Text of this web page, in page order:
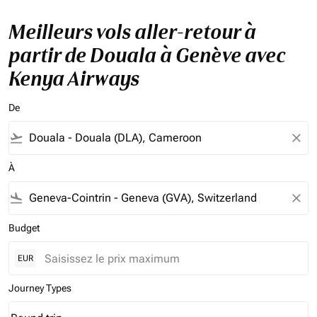
Meilleurs vols aller-retour à
partir de Douala à Genève avec
Kenya Airways
De
flight_takeoff close
À
flight_land close
Budget
EUR
Journey Types